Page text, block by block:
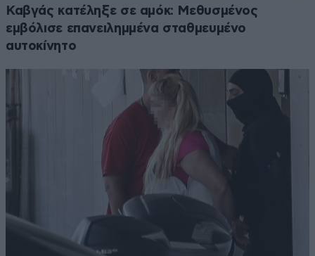
Καβγάς κατέληξε σε αμόκ: Μεθυσμένος
εμβόλισε επανειλημμένα σταθμευμένο
αυτοκίνητο